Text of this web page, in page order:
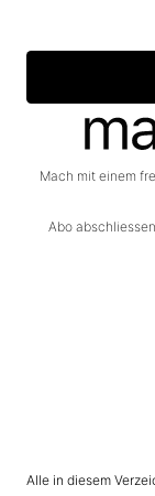
Mach mit einem
Abo abschliessen
Alle in diesem